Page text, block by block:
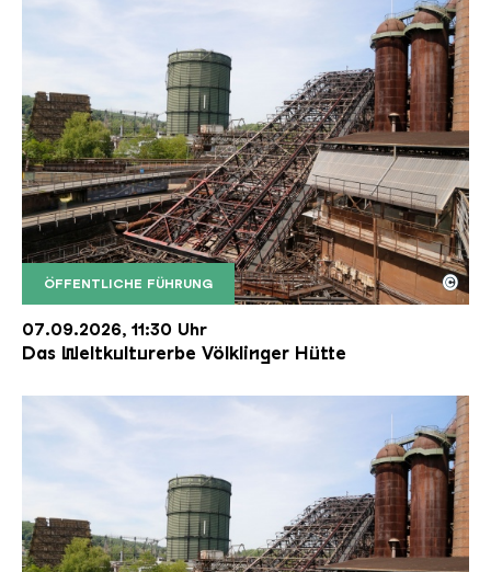
ÖFFENTLICHE FÜHRUNG
Der Erzschrägaufzug der Völklinger Hütte mit
Copyright: Weltkulturerbe Völklinger Hütte | Karl
©
07.09.2026, 11:30 Uhr
Das Weltkulturerbe Völklinger Hütte